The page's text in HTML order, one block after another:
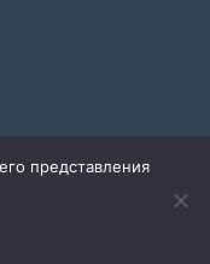
представления